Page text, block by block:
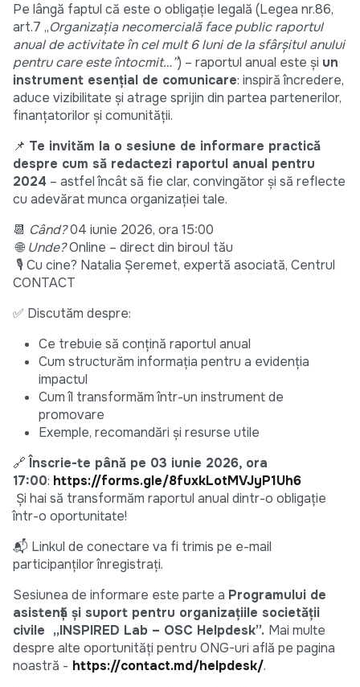
Pe lângă faptul că este o obligație legală (Legea nr.86,
art.7 „Organizația necomercială face public raportul
anual de activitate în cel mult 6 luni de la sfârșitul anului
pentru care este întocmit…”) – raportul anual este și un
instrument esențial de comunicare: inspiră încredere,
aduce vizibilitate și atrage sprijin din partea partenerilor,
finanțatorilor și comunității.
📌 Te invităm la o sesiune de informare practică
despre cum să redactezi raportul anual pentru
2024 – astfel încât să fie clar, convingător și să reflecte
cu adevărat munca organizației tale.
📆 Când?04 iunie 2026, ora 15:00
🌐 Unde?Online – direct din biroul tău
🎙 Cu cine? Natalia Șeremet, expertă asociată, Centrul
CONTACT
✅ Discutăm despre:
Ce trebuie să conțină raportul anual
Cum structurăm informația pentru a evidenția
impactul
Cum îl transformăm într-un instrument de
promovare
Exemple, recomandări și resurse utile
🔗 Înscrie-te până pe 03 iunie 2026, ora
17:00: https://forms.gle/8fuxkLotMVJyP1Uh6
Și hai să transformăm raportul anual dintr-o obligație
într-o oportunitate!
📬 Linkul de conectare va fi trimis pe e-mail
participanților înregistrați.
Sesiunea de informare este parte a Programului de
asistență și suport pentru organizațiile societății
civile „INSPIRED Lab – OSC Helpdesk”. Mai multe
despre alte oportunități pentru ONG-uri află pe pagina
noastră - https://contact.md/helpdesk/.